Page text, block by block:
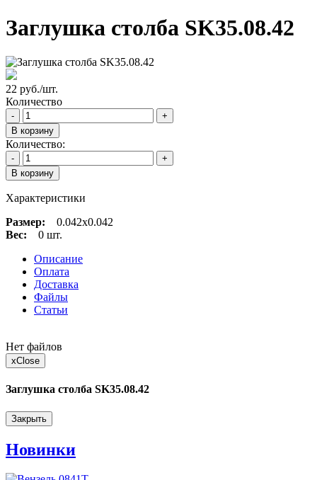
Заглушка столба SK35.08.42
22 руб./шт.
Количество
-
+
В корзину
Количество:
-
+
В корзину
Характеристики
Размер:
0.042x0.042
Вес:
0 шт.
Описание
Оплата
Доставка
Файлы
Статьи
Нет файлов
xClose
Заглушка столба SK35.08.42
Закрыть
Новинки